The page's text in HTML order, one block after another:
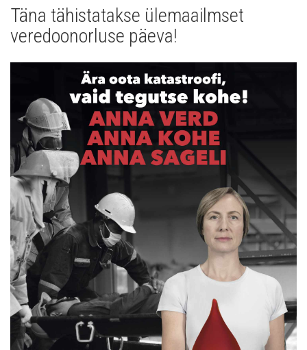
Uudised
Galerii
Tule tööle!
Tule ekskursioonile!
Andmekaitse
Täna tähistatakse ülemaailmset
veredoonorluse päeva!